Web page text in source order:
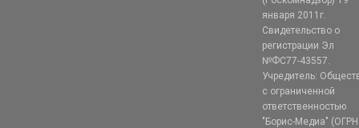
января 2011г.
Свидетельство о
регистрации Эл
№ФС77-43557.
Учредитель:
с ограниченной
ответственностью
"Борис-Медиа" (ОГРН